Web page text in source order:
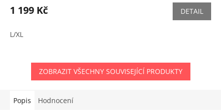
1 199 Kč DETAIL
L/XL
ZOBRAZIT VŠECHNY SOUVISEJÍCÍ PRODUKTY
Popis Hodnocení